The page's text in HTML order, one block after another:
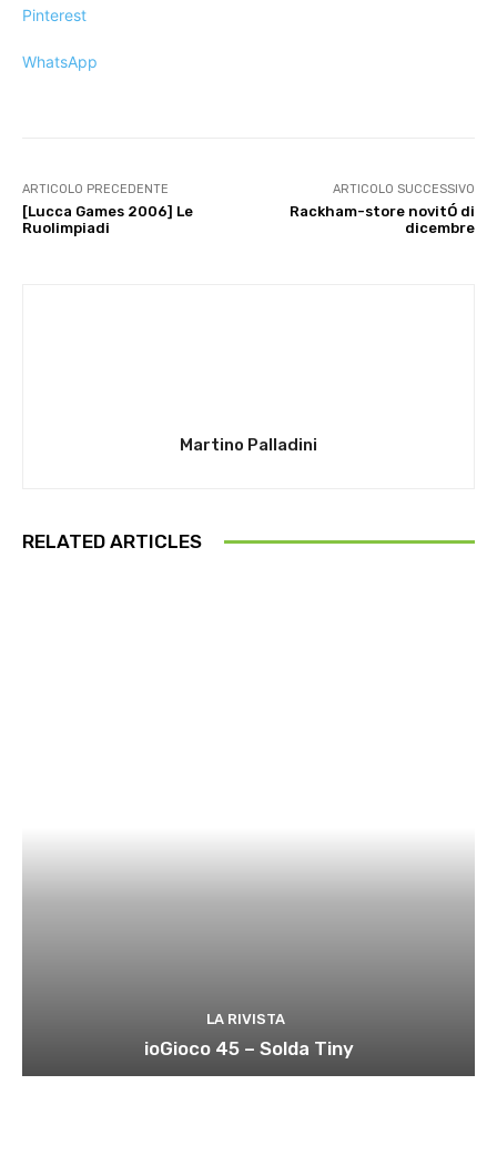
Pinterest
WhatsApp
ARTICOLO PRECEDENTE
[Lucca Games 2006] Le
Ruolimpiadi
ARTICOLO SUCCESSIVO
Rackham-store novitÓ di
dicembre
Martino Palladini
RELATED ARTICLES
LA RIVISTA
ioGioco 45 – Solda Tiny